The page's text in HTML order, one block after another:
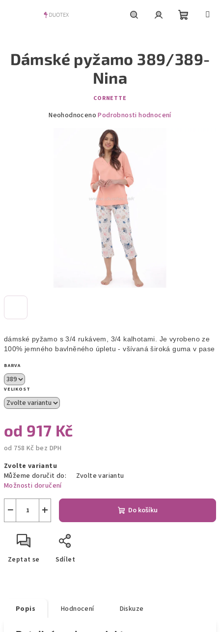
košík
dámské pyžamo s 3/4 rukávem, 3/4 kalhotami. Je vyrobeno ze
100% jemného bavlněného úpletu - všívaná široká guma v pase
BARVA
VELIKOST
od 917 Kč
od 758 Kč bez DPH
cena:
Zvolte variantu
Můžeme doručit do:
Zvolte variantu
Možnosti doručení
+
− Do košíku
Zeptat se Sdílet
Dámské pyžamo 389/389-
Nina
CORNETTE
Průměrné
Neohodnoceno Podrobnosti hodnocení
Popis Hodnocení Diskuze